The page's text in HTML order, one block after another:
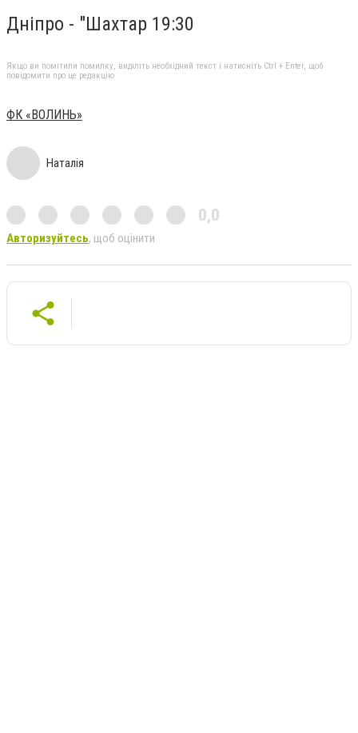
Дніпро - "Шахтар 19:30
Якщо ви помітили помилку, виділіть необхідний текст і натисніть Ctrl + Enter, щоб
повідомити про це редакцію
ФК «ВОЛИНЬ»
Наталія
0,0
Авторизуйтесь, щоб оцінити